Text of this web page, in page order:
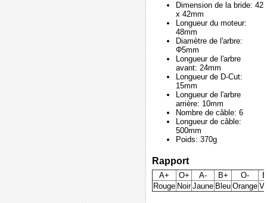
Dimension de la bride: 42
x 42mm
Longueur du moteur:
48mm
Diamètre de l'arbre:
Φ5mm
Longueur de l'arbre
avant: 24mm
Longueur de D-Cut:
15mm
Longueur de l'arbre
arrière: 10mm
Nombre de câble: 6
Longueur de câble:
500mm
Poids: 370g
Rapport
A+ O+ A- B+ O-
Rouge Noir Jaune Bleu Orange